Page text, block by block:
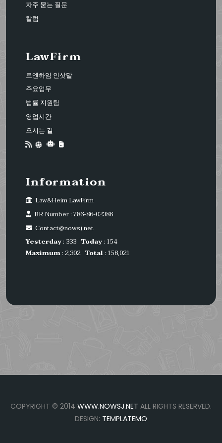
자주 묻는 질문
칼럼
LawFirm
로엔하임 인삿말
주요업무
법률 지원팀
영업시간
오시는 길
Information
Law&Heim LawFirm
BR Number : 786-86-02386
Contact@nowsj.net
Yesterday: 333 Today: 154
Maximum: 2,302 Total: 158,021
COPYRIGHT © 2014 WWW.NOWSJ.NET ALL RIGHTS RESERVED.
DESIGN: TEMPLATEMO